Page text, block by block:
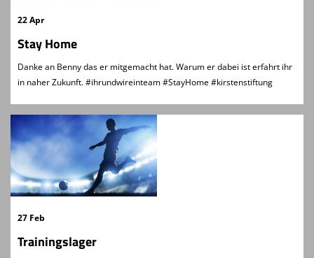
22 Apr
Stay Home
Danke an Benny das er mitgemacht hat. Warum er dabei ist erfahrt ihr
in naher Zukunft. #ihrundwireinteam #StayHome #kirstenstiftung
27 Feb
Trainingslager